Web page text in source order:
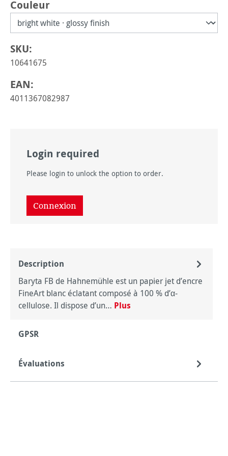
Sélectionnez
Couleur
SKU:
10641675
EAN:
4011367082987
Login required
Please login to unlock the option to order.
Connexion
Description
Baryta FB de Hahnemühle est un papier jet d’encre
FineArt blanc éclatant composé à 100 % d’α-
cellulose. Il dispose d’un… Plus
GPSR
Évaluations